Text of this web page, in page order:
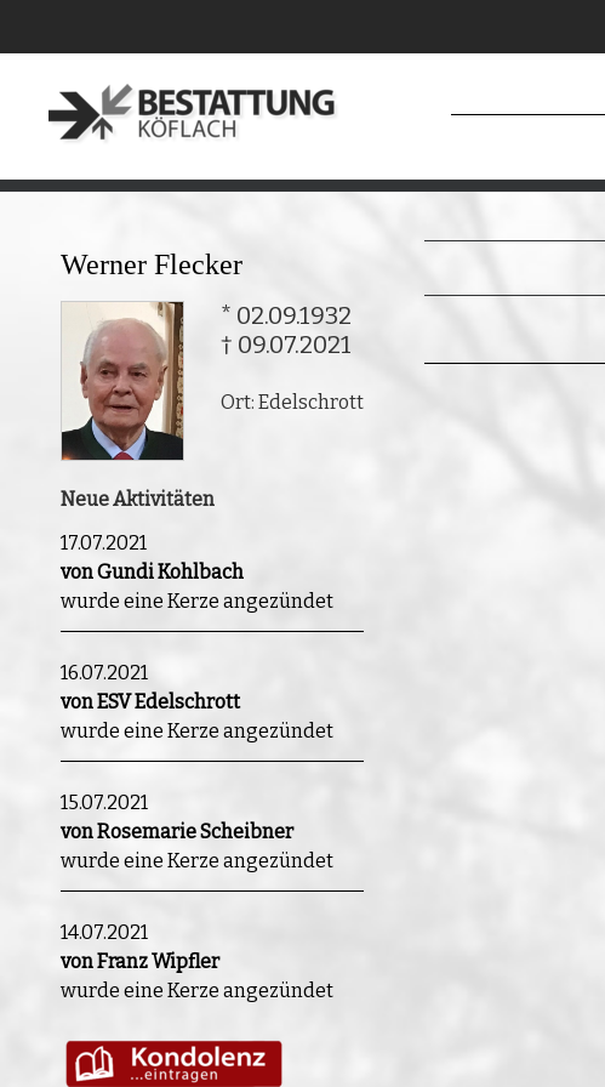
Werner Flecker
* 02.09.1932
† 09.07.2021
Ort: Edelschrott
Neue Aktivitäten
17.07.2021
von Gundi Kohlbach
wurde eine Kerze angezündet
16.07.2021
von ESV Edelschrott
wurde eine Kerze angezündet
15.07.2021
von Rosemarie Scheibner
wurde eine Kerze angezündet
14.07.2021
von Franz Wipfler
wurde eine Kerze angezündet